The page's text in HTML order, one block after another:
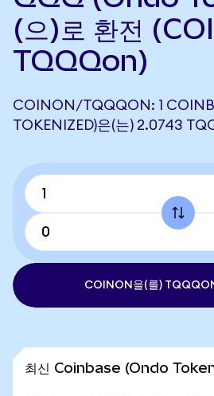
(으)로 환전
TQQQon)
COINON/TQQQON: 1
TOKENIZED)은(는) 2.0743
COINON을(를)
최신 Coinbase (Ondo